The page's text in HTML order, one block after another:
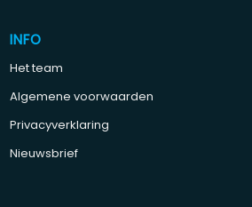
INFO
Het team
Algemene voorwaarden
Privacyverklaring
Nieuwsbrief